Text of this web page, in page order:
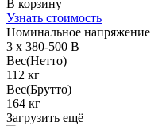
В корзину
Узнать стоимость
Номинальное напряжение
3 x 380-500 В
Вес(Нетто)
112 кг
Вес(Брутто)
164 кг
Загрузить ещё